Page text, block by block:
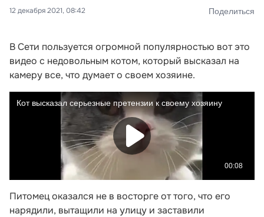
12 декабря 2021, 08:42 Поделиться
В Сети пользуется огромной популярностью вот это
видео с недовольным котом, который высказал на
камеру все, что думает о своем хозяине.
Питомец оказался не в восторге от того, что его
нарядили, вытащили на улицу и заставили